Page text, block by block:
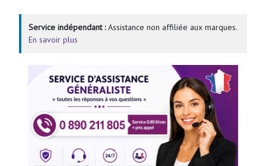
Service indépendant :Assistance non affiliée aux marques.
En savoir plus